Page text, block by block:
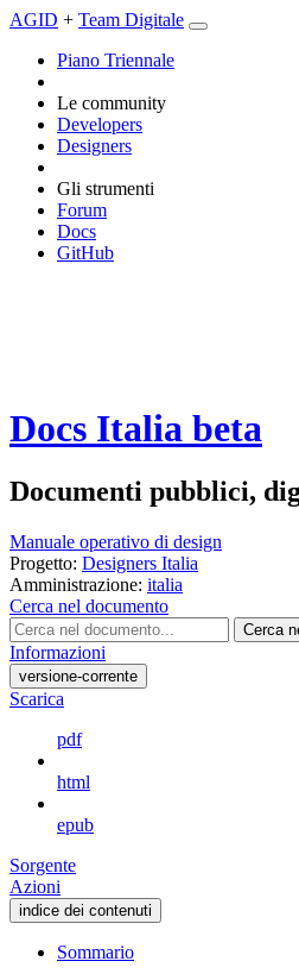
AGID + Team Digitale
Piano Triennale
Le community
Developers
Designers
Gli strumenti
Forum
Docs
GitHub
Docs Italia beta
Documenti pubblici,
Manuale operativo di design
Progetto: Designers Italia
Amministrazione: italia
Cerca nel documento
Cerca
Informazioni
versione-corrente
Scarica
pdf
html
epub
Sorgente
Azioni
indice dei contenuti
Sommario